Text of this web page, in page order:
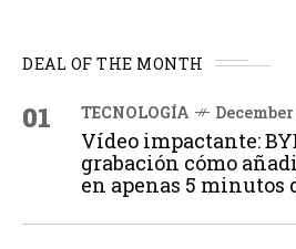
DEAL OF THE MONTH
01 TECNOLOGÍA
Vídeo impactante:
grabación cómo
en apenas 5 minutos